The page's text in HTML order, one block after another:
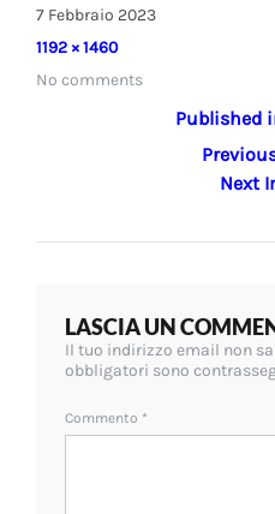
7 Febbraio 2023
7
2023
Full
size
1192 × 1460
No comments
Navigazione
Published
Next
LASCIA UN
Il tuo indirizzo email non
obbligatori sono
Commento *